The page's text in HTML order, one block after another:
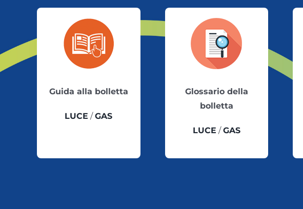
Guida alla bolletta
LUCE /GAS
Glossario della
bolletta
LUCE /GAS